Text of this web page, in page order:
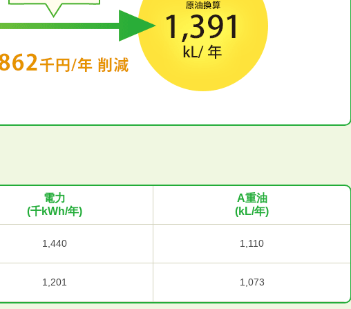
電力
(千kWh/年)
A重油
(kL/年)
1,440 1,110
1,201 1,073